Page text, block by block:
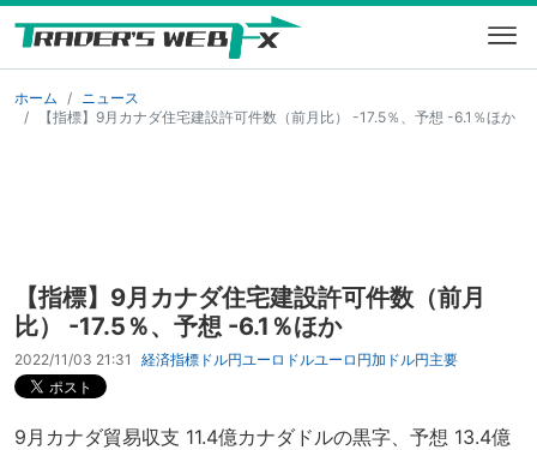
ホーム
ニュース
【指標】9月カナダ住宅建設許可件数（前月比） -17.5％、予想 -6.1％ほか
【指標】9月カナダ住宅建設許可件数（前月
比） -17.5％、予想 -6.1％ほか
2022/11/03 21:31 経済指標 ドル円ユーロドルユーロ円加ドル円主要
9月カナダ貿易収支 11.4億カナダドルの黒字、予想 13.4億